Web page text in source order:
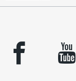
facebook youtube